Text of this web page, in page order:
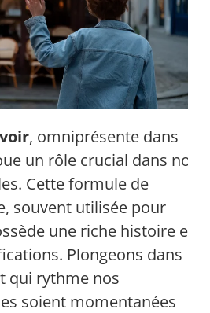
, omniprésente dans
un rôle crucial dans nos
Cette formule de
souvent utilisée pour
une riche histoire et
Plongeons dans
qui rythme nos
soient momentanées